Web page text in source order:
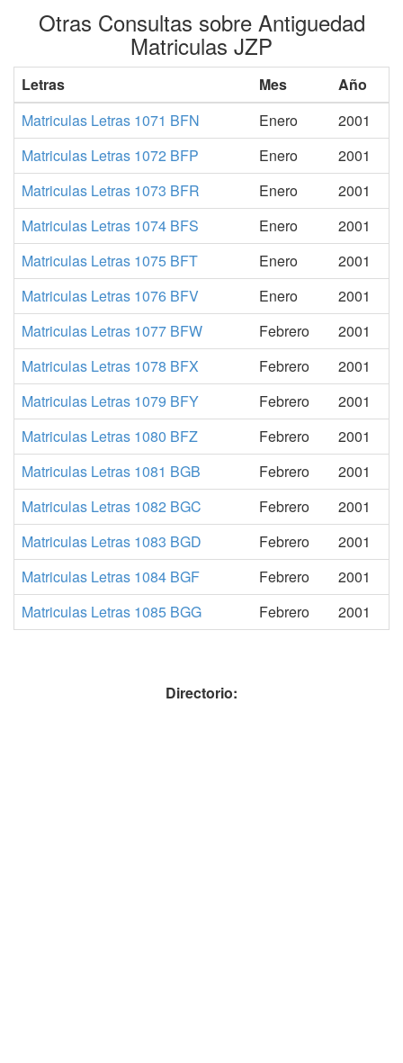
Otras Consultas sobre Antiguedad
Matriculas JZP
Letras Mes
Año
Matriculas Letras 1071 BFN
Enero
2001
Matriculas Letras 1072 BFP
Enero
2001
Matriculas Letras 1073 BFR
Enero
2001
Matriculas Letras 1074 BFS
Enero
2001
Matriculas Letras 1075 BFT
Enero
2001
Matriculas Letras 1076 BFV
Enero
2001
Matriculas Letras 1077 BFW
Febrero
2001
Matriculas Letras 1078 BFX
Febrero
2001
Matriculas Letras 1079 BFY
Febrero
2001
Matriculas Letras 1080 BFZ
Febrero
2001
Matriculas Letras 1081 BGB
Febrero
2001
Matriculas Letras 1082 BGC
Febrero
2001
Matriculas Letras 1083 BGD
Febrero
2001
Matriculas Letras 1084 BGF
Febrero
2001
Matriculas Letras 1085 BGG
Febrero 2001
Directorio: